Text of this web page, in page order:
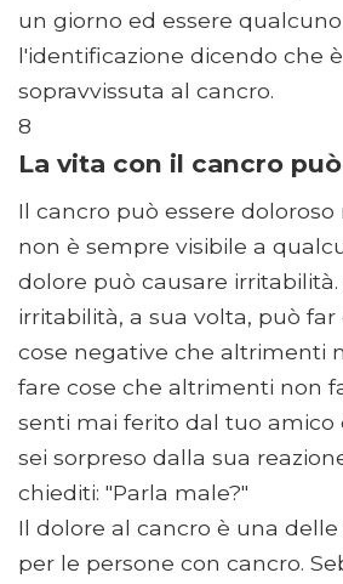
un giorno ed essere
l'identificazione dicendo che
sopravvissuta al cancro.
8
La vita con il cancro
Il cancro può essere
non è sempre visibile a
dolore può causare irritabilità.
irritabilità, a sua volta, può
cose negative che altrimenti
fare cose che altrimenti non
senti mai ferito dal tuo amico
sei sorpreso dalla sua
chiediti: "Parla male?"
Il dolore al cancro è una
per le persone con cancro.